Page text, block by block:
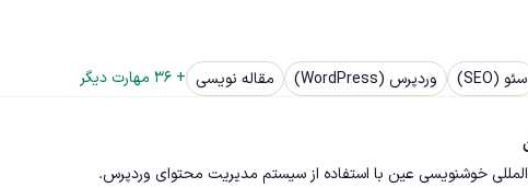
سئو (SEO) وردپرس (WordPress) مقاله نویسی +
36 مهارت دیگر